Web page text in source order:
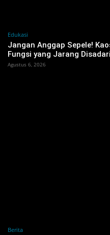
Edukasi
Jangan Anggap Sepele!
Fungsi yang Jarang Disadari
Agustus 6, 2026
Berita